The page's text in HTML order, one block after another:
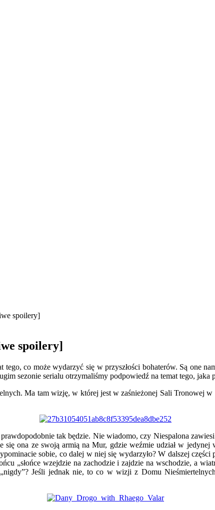
spoilery]
spoilery]
co może wydarzyć się w przyszłości bohaterów. Są one
sezonie serialu otrzymaliśmy podpowiedź na temat tego, jaka
Ma tam wizję, w której jest w zaśnieżonej Sali Tronowej
tak będzie. Nie wiadomo, czy Niespalona
ona ze swoją armią na Mur, gdzie weźmie udział w
sobie, co dalej w niej się wydarzyło? W dalszej
„słońce wzejdzie na zachodzie i zajdzie na wschodzie, a
Jeśli jednak nie, to co w wizji z Domu